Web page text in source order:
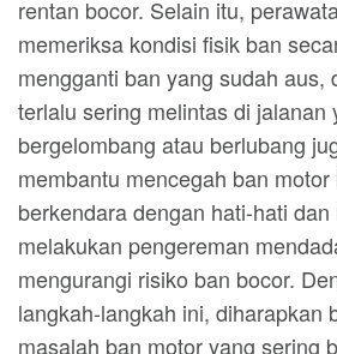
rentan bocor. Selain itu,
memeriksa kondisi fisik ban
mengganti ban yang sudah aus,
terlalu sering melintas di jalanan
bergelombang atau berlubang
membantu mencegah ban motor
berkendara dengan hati-hati
melakukan pengereman
mengurangi risiko ban bocor.
langkah-langkah ini, diharapkan
masalah ban motor yang sering